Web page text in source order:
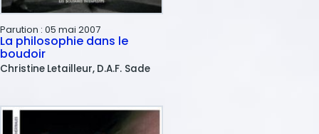
Parution : 05 mai 2007
La philosophie dans le
boudoir
Christine Letailleur D.A.F. Sade